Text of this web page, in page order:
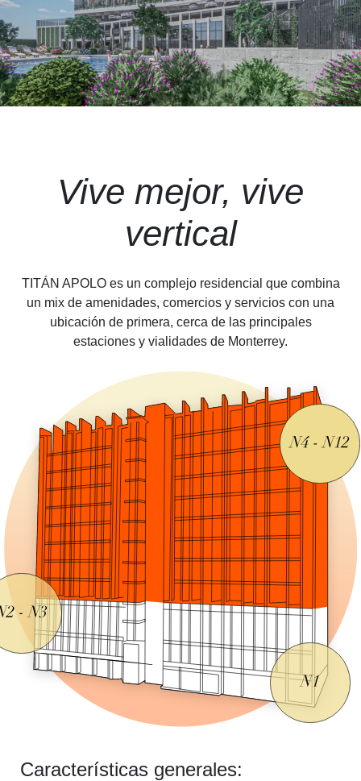
Vive mejor, vive
vertical
TITÁN APOLOes un complejo residencial que combina
un mix de amenidades, comercios y servicios con una
ubicación de primera, cerca de las principales
estaciones y vialidades de Monterrey.
Características generales: